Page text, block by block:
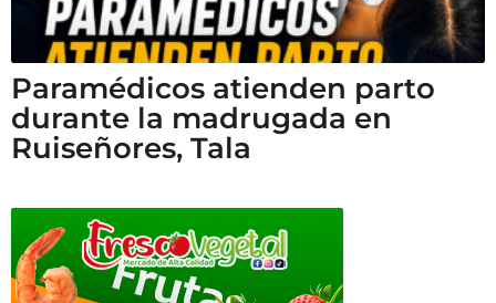
Paramédicos atienden parto
durante la madrugada en
Ruiseñores, Tala